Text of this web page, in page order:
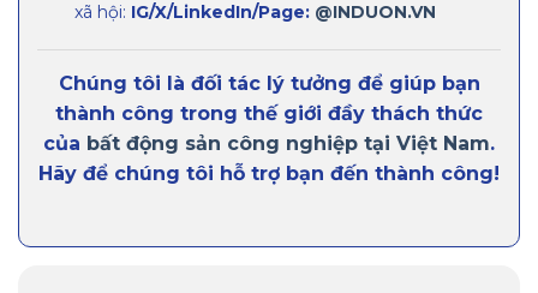
xã hội: IG/X/LinkedIn/Page: @INDUON.VN
Chúng tôi là đối tác lý tưởng để giúp bạn
thành công trong thế giới đầy thách thức
của bất động sản công nghiệp tại Việt Nam.
Hãy để chúng tôi hỗ trợ bạn đến thành công!